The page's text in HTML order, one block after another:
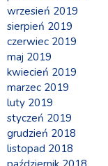
wrzesień 2019
sierpień 2019
czerwiec 2019
maj 2019
kwiecień 2019
marzec 2019
luty 2019
styczeń 2019
grudzień 2018
listopad 2018